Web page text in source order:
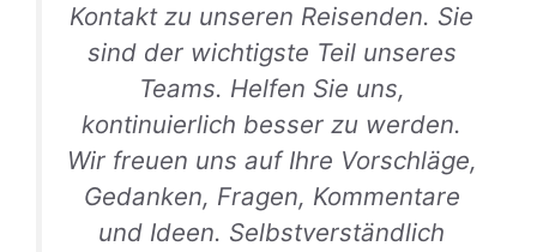
Kontakt zu unseren Reisenden. Sie
sind der wichtigste Teil unseres
Teams. Helfen Sie uns,
kontinuierlich besser zu werden.
Wir freuen uns auf Ihre Vorschläge,
Gedanken, Fragen, Kommentare
und Ideen. Selbstverständlich